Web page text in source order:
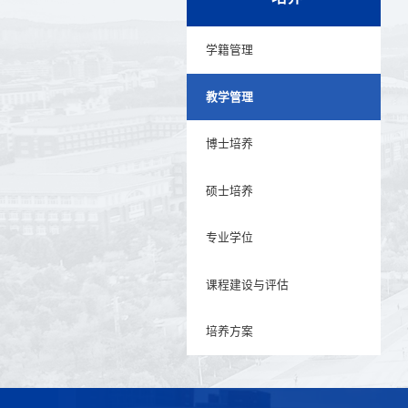
学籍管理
教学管理
博士培养
硕士培养
专业学位
课程建设与评估
培养方案